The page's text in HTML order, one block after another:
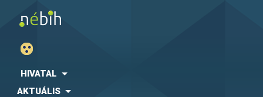
HIVATAL
AKTUÁLIS